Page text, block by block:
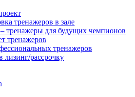
тренажеров в зале
– тренажеры для будущих чемпионов
тренажеров
тренажеров
лизинг/рассрочку